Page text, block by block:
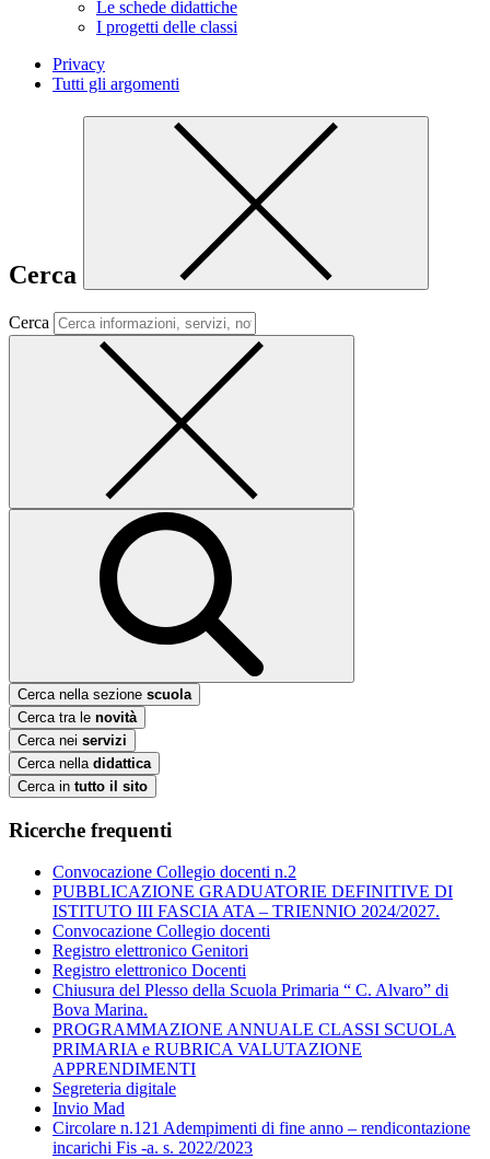
Le schede didattiche
I progetti delle classi
Privacy
Tutti gli argomenti
Cerca
Cerca
Cerca nella sezione scuola
Cerca tra le novità
Cerca nei servizi
Cerca nella didattica
Cerca in tutto il sito
Ricerche frequenti
Convocazione Collegio docenti n.2
PUBBLICAZIONE GRADUATORIE DEFINITIVE DI
ISTITUTO III FASCIA ATA – TRIENNIO 2024/2027.
Convocazione Collegio docenti
Registro elettronico Genitori
Registro elettronico Docenti
Chiusura del Plesso della Scuola Primaria “ C. Alvaro” di
Bova Marina.
PROGRAMMAZIONE ANNUALE CLASSI SCUOLA
PRIMARIA e RUBRICA VALUTAZIONE
APPRENDIMENTI
Segreteria digitale
Invio Mad
Circolare n.121 Adempimenti di fine anno – rendicontazione
incarichi Fis -a. s. 2022/2023